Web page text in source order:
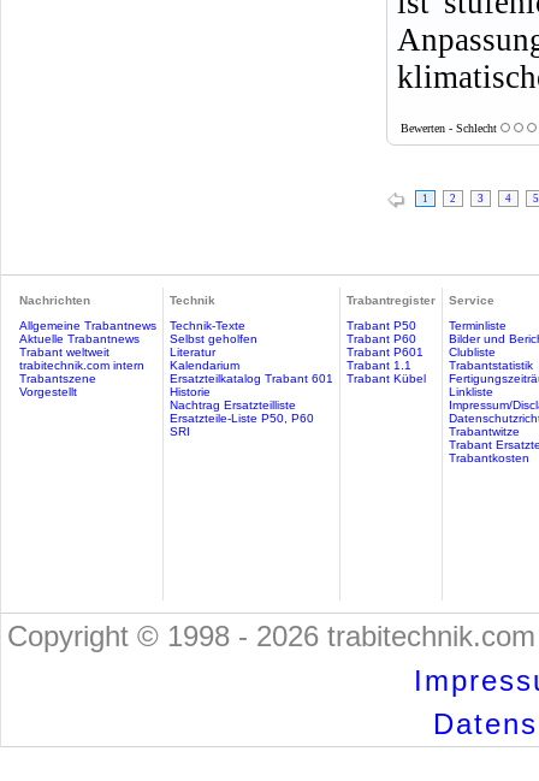
Bewerten - Schlecht
1 2 3 4 5
Nachrichten
Allgemeine Trabantnews
Aktuelle Trabantnews
Trabant weltweit
trabitechnik.com intern
Trabantszene
Vorgestellt
Technik
Technik-Texte
Selbst geholfen
Literatur
Kalendarium
Ersatzteilkatalog Trabant 601
Historie
Nachtrag Ersatzteilliste
Ersatzteile-Liste P50, P60
SRI
Trabantregister
Trabant P50
Trabant P60
Trabant P601
Trabant 1.1
Trabant Kübel
Service
Terminliste
Bilder und
Clubliste
Trabantstatistik
Linkliste
Impressum/
Trabantwitze
Trabant
Trabantkosten
Copyright © 1998 - 2026